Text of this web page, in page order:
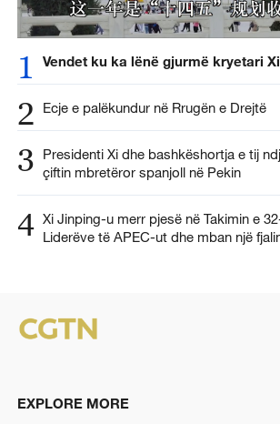
1 Vendet ku ka lënë gjurmë kryetari
2 Ecje e palëkundur në Rrugën e Drejtë
3
Presidenti Xi dhe bashkëshortja e tij
çiftin mbretëror spanjoll në Pekin
4 Xi Jinping-u merr pjesë në Takimin e
Liderëve të APEC-ut dhe mban një
EXPLORE MORE